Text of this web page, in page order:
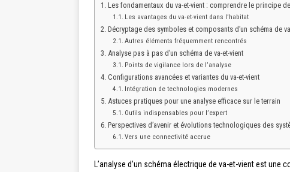
Les fondamentaux du va-et-vient : comprendre le principe
Les avantages du va-et-vient dans l’habitat
Décryptage des symboles et composants d’un schéma de
Autres éléments fréquemment rencontrés
Analyse pas à pas d’un schéma de va-et-vient
Points de vigilance lors de l’analyse
Configurations avancées et variantes du va-et-vient
Intégration de technologies modernes
Astuces pratiques pour une analyse efficace sur le terrain
Outils indispensables pour l’expert
Perspectives d’avenir et évolutions technologiques des
Vers une connectivité accrue
L’analyse d’un schéma électrique de va-et-vient est